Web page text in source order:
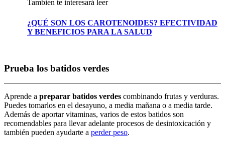
También te interesará leer
¿QUÉ SON LOS CAROTENOIDES? EFECTIVIDAD
Y BENEFICIOS PARA LA SALUD
Prueba los batidos verdes
Aprende a preparar batidos verdes combinando frutas y verduras.
Puedes tomarlos en el desayuno, a media mañana o a media tarde.
Además de aportar vitaminas, varios de estos batidos son
recomendables para llevar adelante procesos de desintoxicación y
también pueden ayudarte a perder peso.